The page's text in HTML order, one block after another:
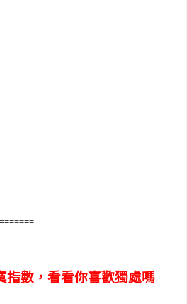
指數，看看你喜歡獨處嗎